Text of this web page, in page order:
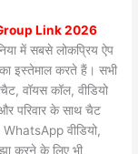
Link 2026
में सबसे लोकप्रिय ऐप
इस्तेमाल करते हैं। सभी
वॉयस कॉल, वीडियो
परिवार के साथ चैट
वीडियो,
करने के लिए भी